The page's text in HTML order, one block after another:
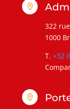

322
1000
T. +32
